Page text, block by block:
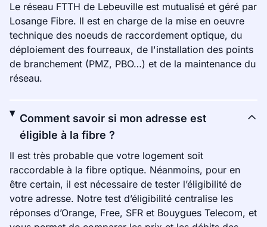
Le réseau FTTH de Lebeuville est mutualisé et géré par
Losange Fibre. Il est en charge de la mise en oeuvre
technique des noeuds de raccordement optique, du
déploiement des fourreaux, de l'installation des points
de branchement (PMZ, PBO…) et de la maintenance du
réseau.
Comment savoir si mon adresse est
éligible à la fibre ?
Il est très probable que votre logement soit
raccordable à la fibre optique. Néanmoins, pour en
être certain, il est nécessaire de tester l’éligibilité de
votre adresse. Notre test d’éligibilité centralise les
réponses d’Orange, Free, SFR et Bouygues Telecom, et